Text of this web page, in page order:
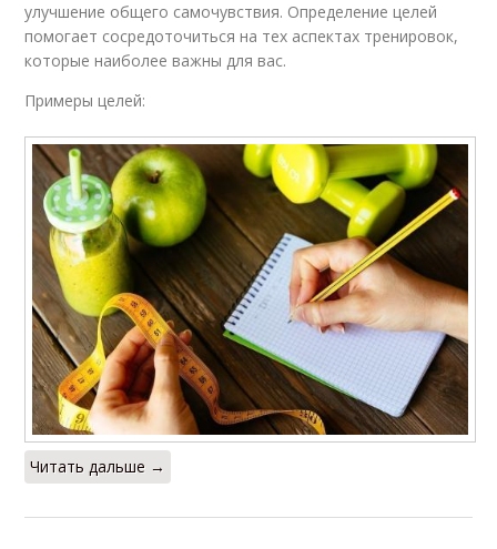
улучшение общего самочувствия. Определение целей
помогает сосредоточиться на тех аспектах тренировок,
которые наиболее важны для вас.
Примеры целей:
Читать дальше →